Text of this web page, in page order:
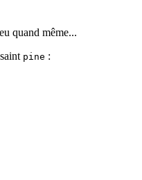
quand même...
pine :